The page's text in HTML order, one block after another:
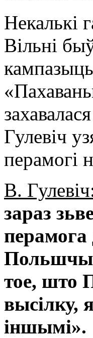
Некалькі
Вільні
Гулевіч
перамогі
В.
зараз
перамога
Польшчы
тое, што
высілку,
іншымі».